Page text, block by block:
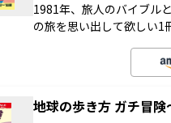
1981年、旅人のバイブル
の旅を思い出して欲しい1
地球の歩き方 ガチ冒